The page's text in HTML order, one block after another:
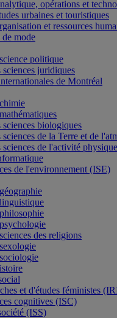
opérations et
urbaines et touristiques
et ressources
mode
politique
sciences juridiques
de Montréal
sciences biologiques
de la Terre et de
sciences de l'activité physique
de l'environnement (ISE)
des religions
et d'études féministes
cognitives (ISC)
(ISS)